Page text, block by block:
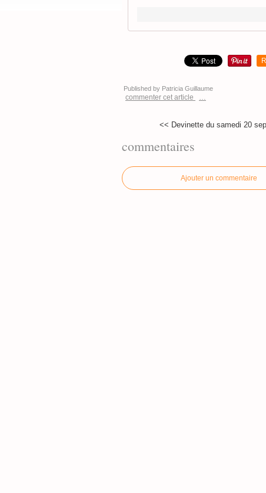
Published by Patricia Guillaume
commenter cet article …
<< Devinette du samedi 20
commentaires
Ajouter un commentaire